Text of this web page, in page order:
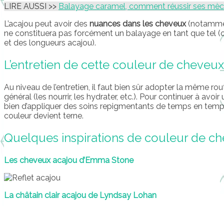
LIRE AUSSI >> Balayage caramel, comment réussir ses
L’acajou peut avoir des nuances dans les cheveux
ne constituera pas forcément un balayage en tant que tel
et des longueurs acajou).
L’entretien de cette couleur de cheveux
Au niveau de l’entretien, il faut bien sûr adopter la même
général (les nourrir, les hydrater, etc.). Pour continuer à avoir
bien d’appliquer des soins repigmentants de temps en
couleur devient terne.
Quelques inspirations de couleur de
Les cheveux acajou d’Emma Stone
La châtain clair acajou de Lyndsay Lohan